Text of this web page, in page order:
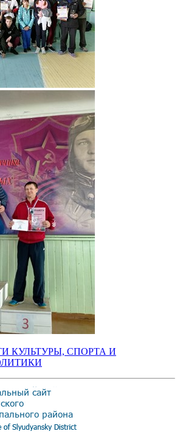
КУЛЬТУРЫ, СПОРТА И